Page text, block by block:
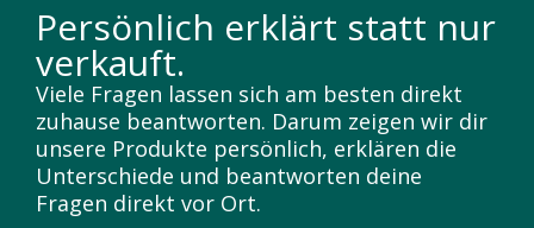
Persönlich erklärt statt nur
verkauft.
Viele Fragen lassen sich am besten direkt
zuhause beantworten. Darum zeigen wir dir
unsere Produkte persönlich, erklären die
Unterschiede und beantworten deine
Fragen direkt vor Ort.